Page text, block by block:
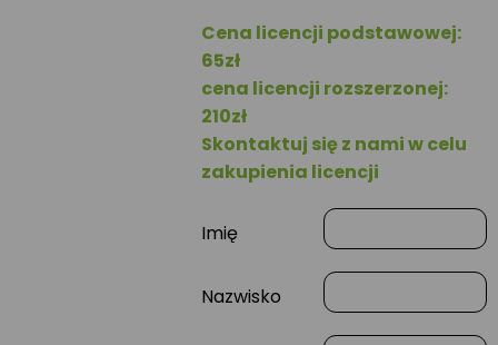
Cena licencji podstawowej:
65zł
cena licencji rozszerzonej:
210zł
Skontaktuj się z nami w celu
zakupienia licencji
Imię
Nazwisko